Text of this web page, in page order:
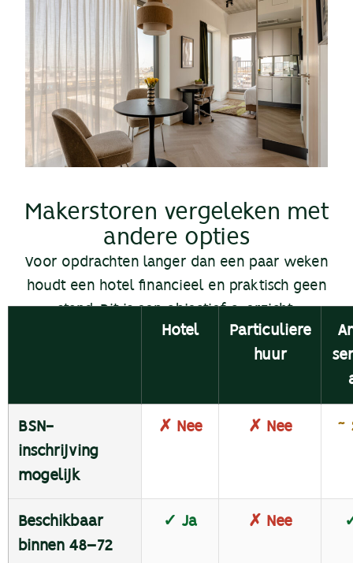
Makerstoren vergeleken met
andere opties
Voor opdrachten langer dan een paar weken
houdt een hotel financieel en praktisch geen
stand. Dit is een objectief overzicht:
Hotel
Particuliere
huur
BSN-
inschrijving
mogelijk
✗ Nee ✗ Nee ~
Beschikbaar
binnen 48–72
✓ Ja ✗ Nee